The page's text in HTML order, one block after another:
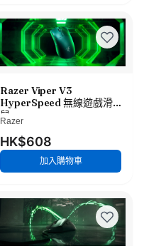
Razer Viper V3
HyperSpeed 無線遊戲滑
鼠
Razer
HK$608
加入購物車